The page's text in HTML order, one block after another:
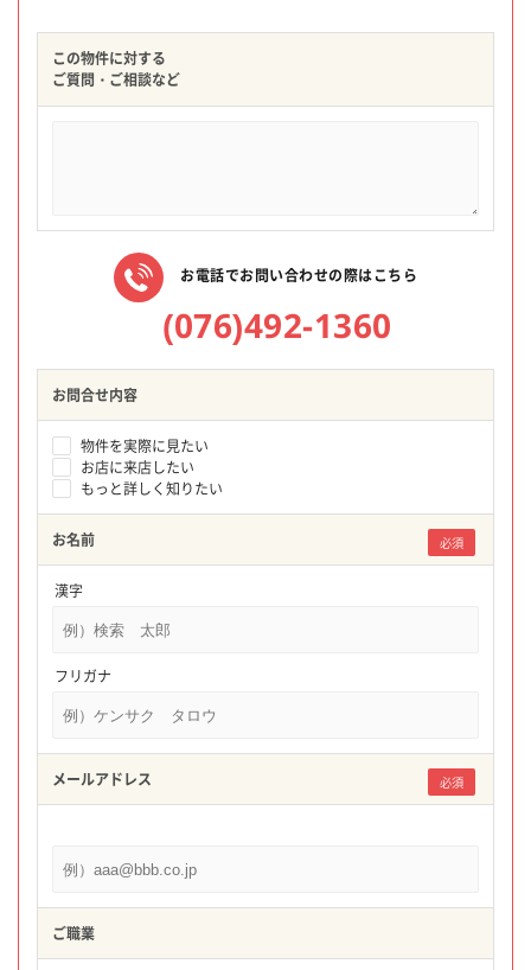
この物件に対する
ご質問・ご相談など
お電話でお問い合わせの際はこちら
(076)492-1360
お問合せ内容
物件を実際に見たい
お店に来店したい
もっと詳しく知りたい
お名前 必須
漢字
フリガナ
メールアドレス 必須
ご職業